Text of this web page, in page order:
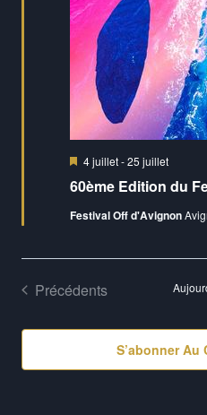
60ème Edition du
Mis
avant
4 juillet-25 juillet
Festival Off d'Avignon
Évènements
Précédents
S’abonner Au